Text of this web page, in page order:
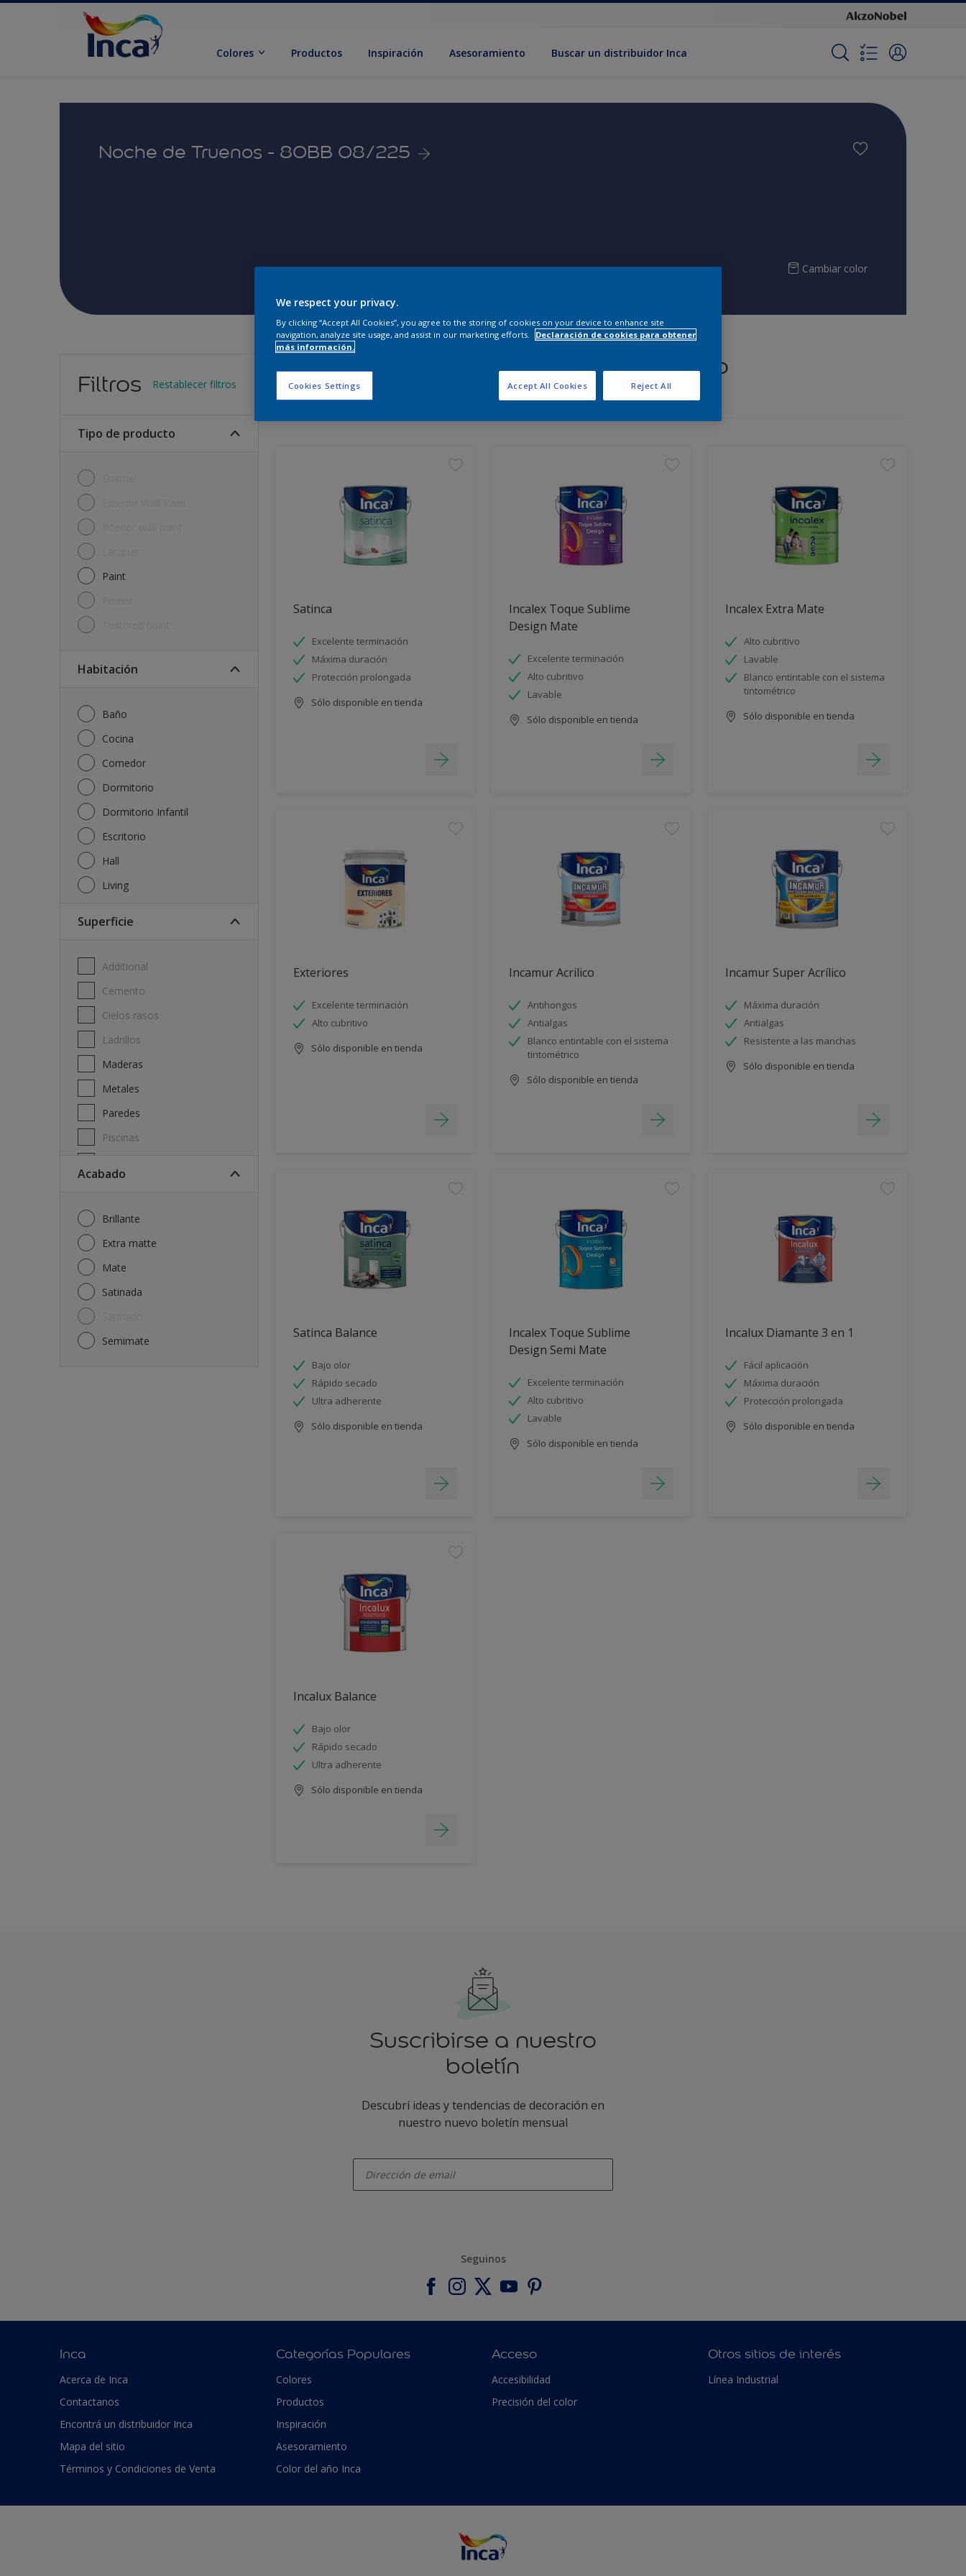
Colores Productos Inspiración Asesoramiento Buscar un distribuidor Inca
Noche de Truenos - 80BB 08/225
Cambiar color
Filtros Restablecer filtros
Tipo de producto
Paint
Habitación
Baño
Cocina
Comedor
Dormitorio
Dormitorio Infantil
Escritorio
Hall
Living
Superficie
Additional
Cemento
Cielos rasos
Ladrillos
Maderas
Metales
Paredes
Piscinas
Acabado
Brillante
Extra matte
Mate
Satinada
Semimate
Encuentra los productos para tu proyecto
10Productos encontrados
Satinca
Excelente terminación
Máxima duración
Protección prolongada
Sólo disponible en tienda
Incalex Toque Sublime
Design Mate
Excelente terminación
Alto cubritivo
Lavable
Sólo disponible en tienda
Incalex Extra Mate
Alto cubritivo
Lavable
Blanco entintable con el sistema
tintométrico
Sólo disponible en tienda
Exteriores
Excelente terminación
Alto cubritivo
Sólo disponible en tienda
Incamur Acrilico
Antihongos
Antialgas
Blanco entintable con el sistema
tintométrico
Sólo disponible en tienda
Incamur Super Acrílico
Máxima duración
Antialgas
Resistente a las manchas
Sólo disponible en tienda
Satinca Balance
Bajo olor
Rápido secado
Ultra adherente
Sólo disponible en tienda
Incalex Toque Sublime
Design Semi Mate
Excelente terminación
Alto cubritivo
Lavable
Sólo disponible en tienda
Incalux Diamante 3 en 1
Fácil aplicación
Máxima duración
Protección prolongada
Sólo disponible en tienda
Incalux Balance
Bajo olor
Rápido secado
Ultra adherente
Sólo disponible en tienda
Suscribirse a nuestro
boletín
Descubrí ideas y tendencias de decoración en
nuestro nuevo boletín mensual
Seguinos
Inca
Acerca de Inca
Contactanos
Encontrá un distribuidor Inca
Mapa del sitio
Términos y Condiciones de Venta
Categorías Populares
Colores
Productos
Inspiración
Asesoramiento
Color del año Inca
Acceso
Accesibilidad
Precisión del color
Otros sitios de interés
Línea Industrial
We respect your privacy.
By clicking “Accept All Cookies”, you agree to the storing of cookies on your device to enhance site
navigation, analyze site usage, and assist in our marketing efforts.
Declaración de cookies para obtener
más información.
Cookies Settings Reject All
Accept All Cookies